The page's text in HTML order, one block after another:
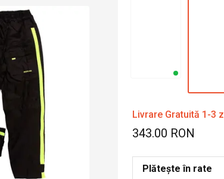
Livrare Gratuită 1-3
343.00 RON
Plătește în rate